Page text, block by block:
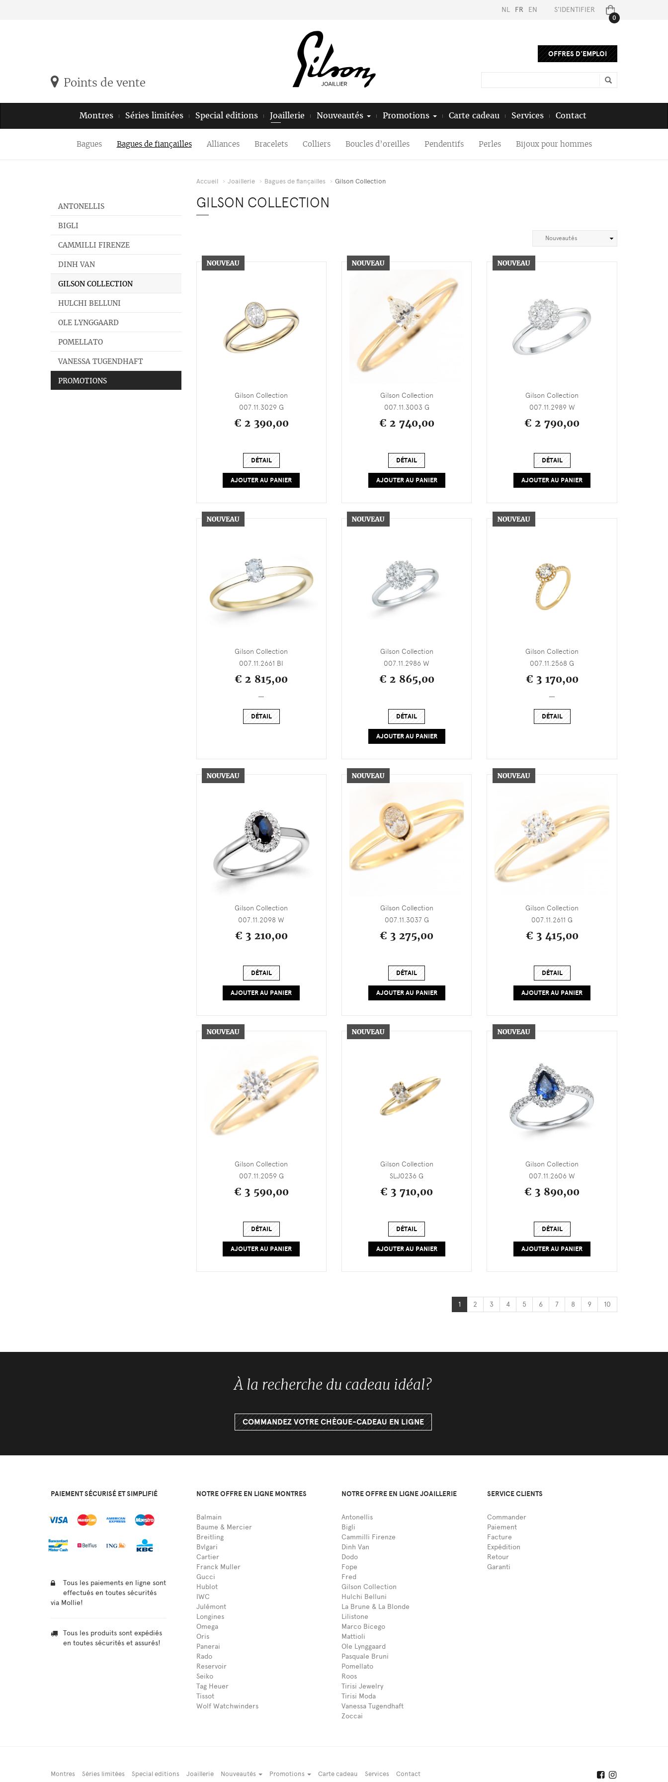
NL FR EN S’IDENTIFIER
0
Points de vente
OFFRES D'EMPLOI
Montres Séries limitées Special editions Joaillerie Nouveautés Promotions Carte cadeau Services Contact
Bagues Bagues de fiançailles Alliances Bracelets Colliers Boucles d’oreilles Pendentifs Perles Bijoux pour hommes
ANTONELLIS
BIGLI
CAMMILLI FIRENZE
DINH VAN
GILSON COLLECTION
HULCHI BELLUNI
OLE LYNGGAARD
POMELLATO
VANESSA TUGENDHAFT
PROMOTIONS
Accueil Joaillerie Bagues de fiançailles Gilson Collection
GILSON COLLECTION
Gilson Collection
007.11.3029 G
€ 2 390,00
DÉTAIL
AJOUTER AU PANIER
Gilson Collection
007.11.3003 G
€ 2 740,00
DÉTAIL
AJOUTER AU PANIER
Gilson Collection
007.11.2989 W
€ 2 790,00
DÉTAIL
AJOUTER AU PANIER
Gilson Collection
007.11.2661 BI
€ 2 815,00
DÉTAIL
Gilson Collection
007.11.2986 W
€ 2 865,00
DÉTAIL
AJOUTER AU PANIER
Gilson Collection
007.11.2568 G
€ 3 170,00
DÉTAIL
Gilson Collection
007.11.2098 W
€ 3 210,00
DÉTAIL
AJOUTER AU PANIER
Gilson Collection
007.11.3037 G
€ 3 275,00
DÉTAIL
AJOUTER AU PANIER
Gilson Collection
007.11.2611 G
€ 3 415,00
DÉTAIL
AJOUTER AU PANIER
Gilson Collection
007.11.2059 G
€ 3 590,00
DÉTAIL
AJOUTER AU PANIER
Gilson Collection
SLJ0236 G
€ 3 710,00
DÉTAIL
AJOUTER AU PANIER
Gilson Collection
007.11.2606 W
€ 3 890,00
DÉTAIL
AJOUTER AU PANIER
1 2 3 4 5 6 7 8 9 10
À la recherche du cadeau idéal?
COMMANDEZ VOTRE CHÈQUE-CADEAU EN LIGNE
PAIEMENT SÉCURISÉ ET SIMPLIFIÉ
Tous les paiements en ligne sont
effectués en toutes sécurités
via Mollie!
Tous les produits sont expédiés
en toutes sécurités et assurés!
NOTRE OFFRE EN LIGNE MONTRES
Balmain
Baume & Mercier
Breitling
Bvlgari
Cartier
Franck Muller
Gucci
Hublot
IWC
Julémont
Longines
Omega
Oris
Panerai
Rado
Reservoir
Seiko
Tag Heuer
Tissot
Wolf Watchwinders
NOTRE OFFRE EN LIGNE JOAILLERIE
Antonellis
Bigli
Cammilli Firenze
Dinh Van
Dodo
Fope
Fred
Gilson Collection
Hulchi Belluni
La Brune & La Blonde
Lilistone
Marco Bicego
Mattioli
Ole Lynggaard
Pasquale Bruni
Pomellato
Roos
Tirisi Jewelry
Tirisi Moda
Vanessa Tugendhaft
Zoccai
SERVICE CLIENTS
Commander
Paiement
Facture
Expédition
Retour
Garanti
Montres Séries limitées Special editions Joaillerie Nouveautés Promotions Carte cadeau Services Contact